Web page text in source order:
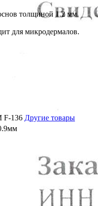
толщиной 1.2 мм.
для микродермалов.
F-136 Другие товары